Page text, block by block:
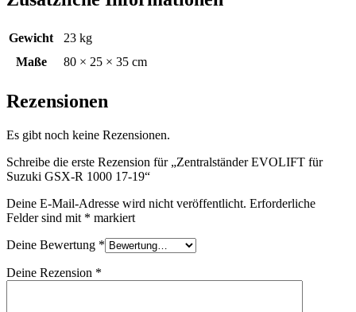
Gewicht
23 kg
Maße
80 × 25 × 35 cm
Rezensionen
Es gibt noch keine Rezensionen.
Schreibe die erste Rezension für „Zentralständer EVOLIFT für
Suzuki GSX-R 1000 17-19“
Deine E-Mail-Adresse wird nicht veröffentlicht. Erforderliche
Felder sind mit * markiert
Deine Bewertung *
Deine Rezension *